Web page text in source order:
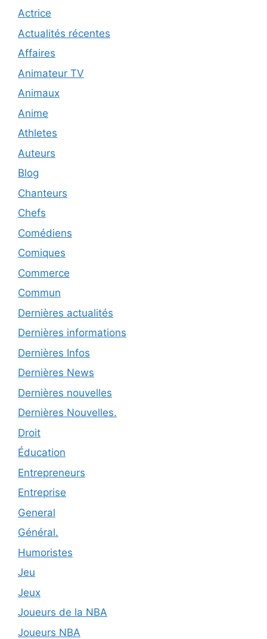
Actrice
Actualités récentes
Affaires
Animateur TV
Animaux
Anime
Athletes
Auteurs
Blog
Chanteurs
Chefs
Comédiens
Comiques
Commerce
Commun
Dernières actualités
Dernières informations
Dernières Infos
Dernières News
Dernières nouvelles
Dernières Nouvelles.
Droit
Éducation
Entrepreneurs
Entreprise
General
Général.
Humoristes
Jeu
Jeux
Joueurs de la NBA
Joueurs NBA